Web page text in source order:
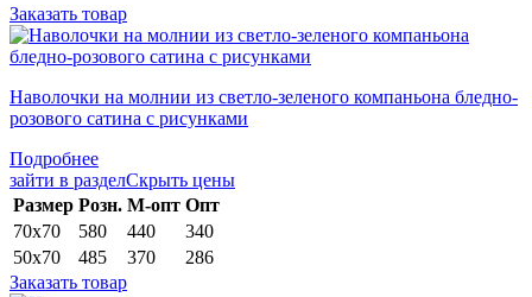
Заказать товар
Наволочки на молнии из светло-зеленого компаньона бледно-
розового сатина с рисунками
Подробнее
зайти в разделСкрыть цены
Раз­мер Розн. М-опт Опт
70х70
580 440
340
50х70
485 370
286
Заказать товар